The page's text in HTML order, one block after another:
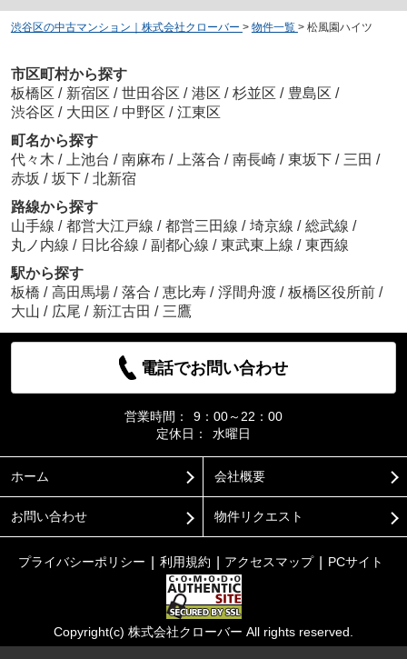
渋谷区の中古マンション｜株式会社クローバー > 物件一覧 > 松風園ハイツ
市区町村から探す
板橋区 / 新宿区 / 世田谷区 / 港区 / 杉並区 / 豊島区 /
渋谷区 / 大田区 / 中野区 / 江東区
町名から探す
代々木 / 上池台 / 南麻布 / 上落合 / 南長崎 / 東坂下 / 三田 /
赤坂 / 坂下 / 北新宿
路線から探す
山手線 / 都営大江戸線 / 都営三田線 / 埼京線 / 総武線 /
丸ノ内線 / 日比谷線 / 副都心線 / 東武東上線 / 東西線
駅から探す
板橋 / 高田馬場 / 落合 / 恵比寿 / 浮間舟渡 / 板橋区役所前 /
大山 / 広尾 / 新江古田 / 三鷹
電話でお問い合わせ
営業時間：
9：00～22：00
定休日：
水曜日
ホーム 会社概要
お問い合わせ 物件リクエスト
プライバシーポリシー 利用規約 アクセスマップ PCサイト
Copyright(c) 株式会社クローバー All rights reserved.